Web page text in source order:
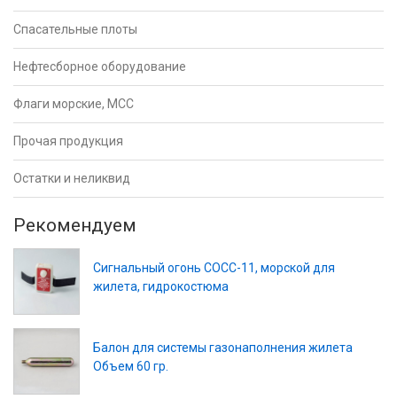
Спасательные плоты
Нефтесборное оборудование
Флаги морские, МСС
Прочая продукция
Остатки и неликвид
Рекомендуем
Сигнальный огонь СОСС-11, морской для
жилета, гидрокостюма
Балон для системы газонаполнения жилета
Объем 60 гр.